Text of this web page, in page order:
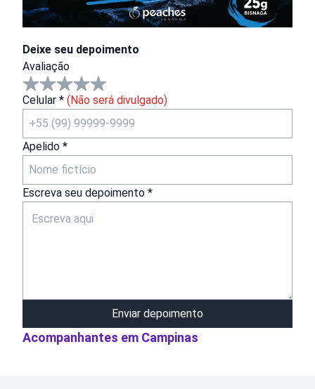
Deixe seu depoimento
Avaliação
Celular * (Não será divulgado)
Apelido *
Escreva seu depoimento *
Enviar depoimento
Acompanhantes em Campinas